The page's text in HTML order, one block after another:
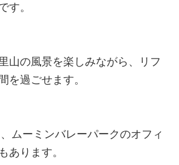
す。
山の風景を楽しみながら、リフ
を過ごせます。
ムーミンバレーパークのオフィ
あります。